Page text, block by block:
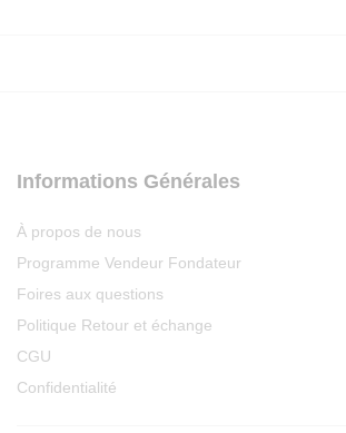
Informations Générales
À propos de nous
Programme Vendeur Fondateur
Foires aux questions
Politique Retour et échange
CGU
Confidentialité